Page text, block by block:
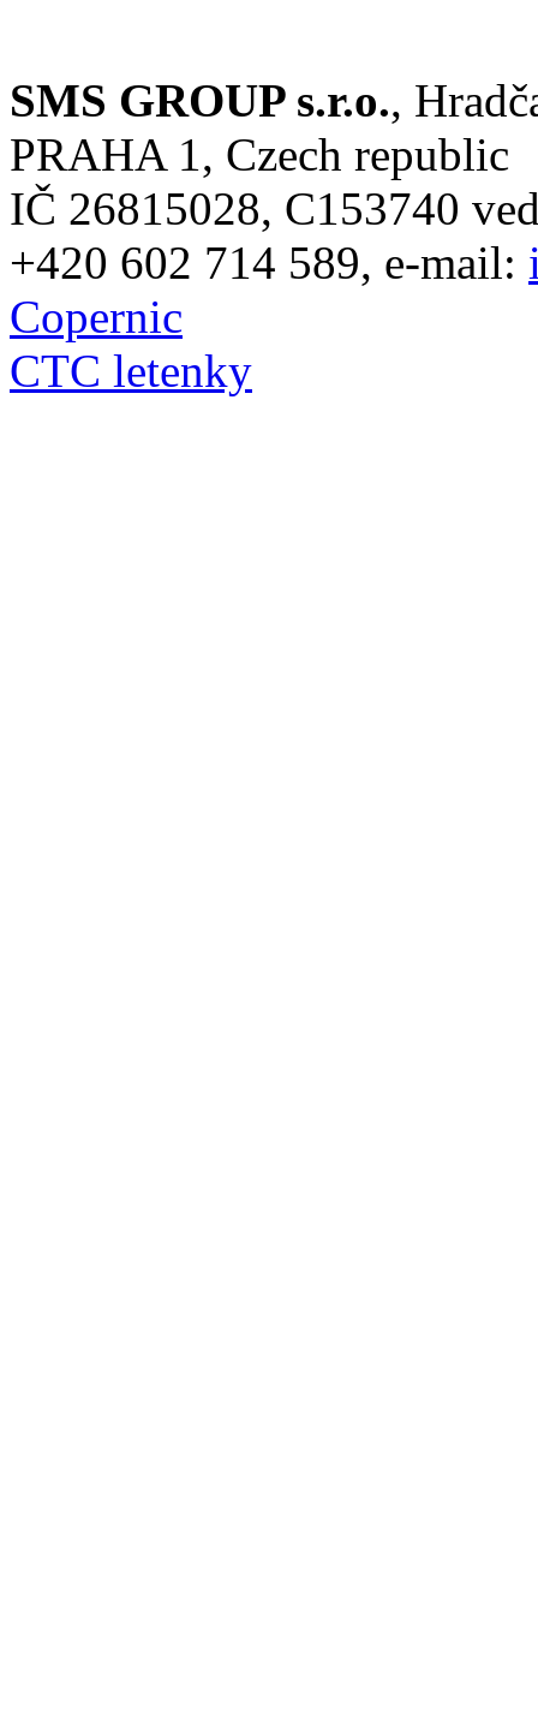
SMS GROUP s.r.o.,
PRAHA 1, Czech republic
IČ 26815028, C153740
+420 602 714 589, e-mail:
Copernic
CTC letenky